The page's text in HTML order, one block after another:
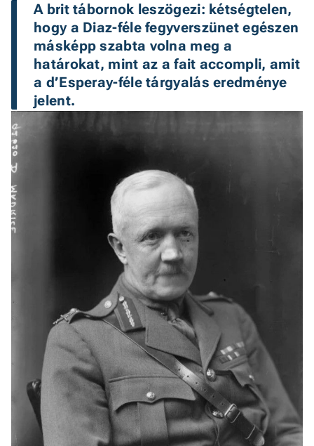
A brit tábornok leszögezi: kétségtelen,
hogy a Diaz-féle fegyverszünet egészen
másképp szabta volna meg a
határokat, mint az a fait accompli, amit
a d’Esperay-féle tárgyalás eredménye
jelent.